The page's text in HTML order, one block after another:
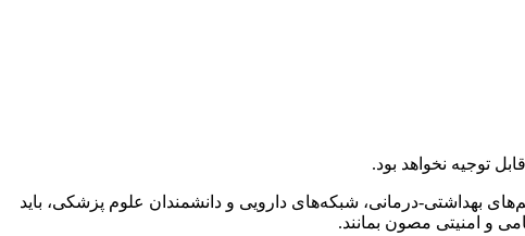
توجیه نخواهد بود.
بهداشتی-درمانی، شبکه‌های دارویی و دانشمندان علوم پزشکی، باید
و امنیتی مصون بمانند.